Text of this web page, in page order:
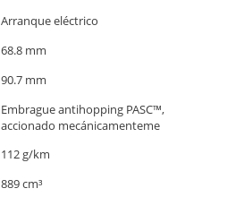
Arranque eléctrico
68.8 mm
90.7 mm
Embrague antihopping PASC™,
accionado mecánicamenteme
112 g/km
889 cm³